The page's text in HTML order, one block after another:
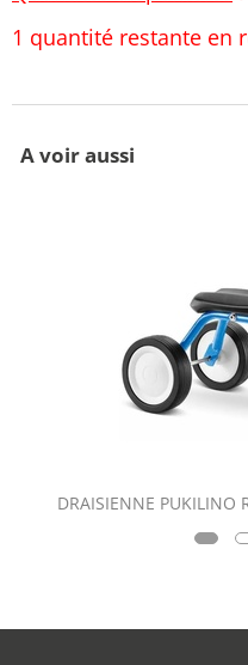
1 quantité restante en
A voir aussi
DRAISIENNE PUKILINO